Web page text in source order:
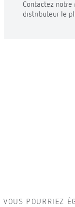
Contactez notre
distributeur le
VOUS POURRIEZ